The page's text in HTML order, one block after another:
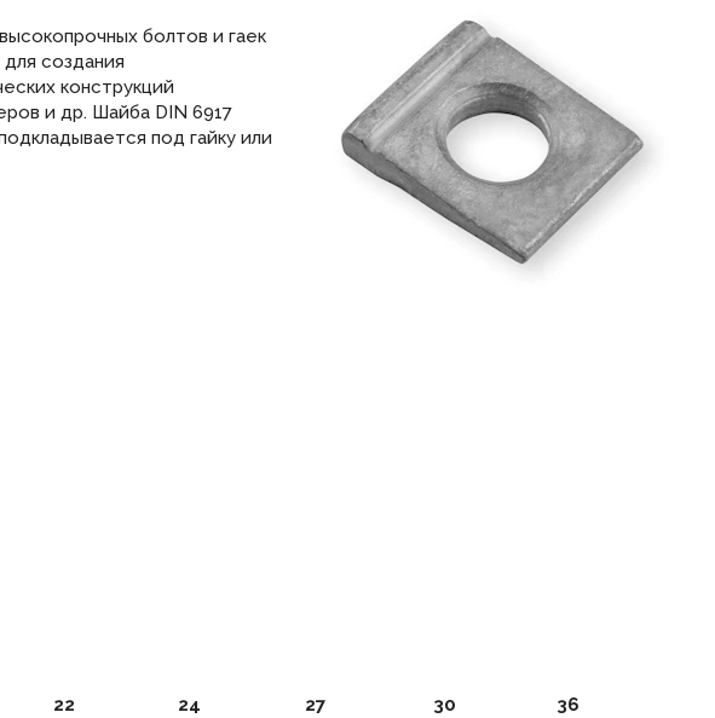
болтов и гаек
создания
конструкций
и др. Шайба DIN 6917
под гайку или
22 24 27 30
36